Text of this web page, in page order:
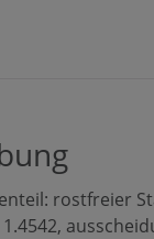
rostfreier